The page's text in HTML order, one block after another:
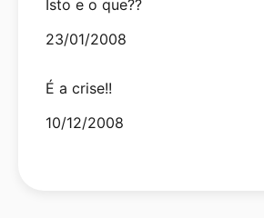
Isto e o que??
Date
23/01/2008
É a crise!!
Date
10/12/2008